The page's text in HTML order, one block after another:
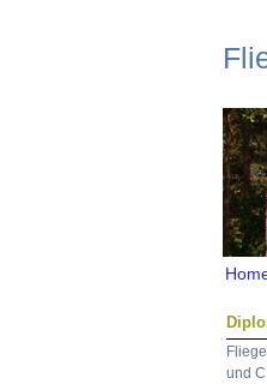
und C